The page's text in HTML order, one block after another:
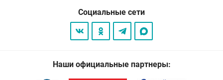
Социальные сети
Наши официальные партнеры: